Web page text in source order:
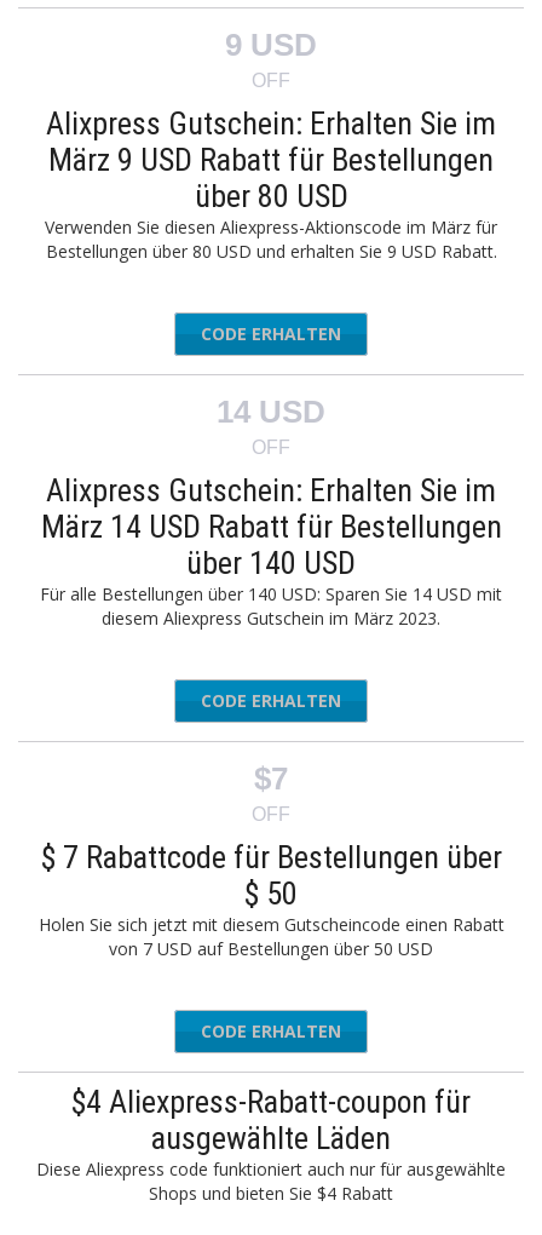
9 USD
OFF
Alixpress Gutschein: Erhalten Sie im
März 9 USD Rabatt für Bestellungen
über 80 USD
Verwenden Sie diesen Aliexpress-Aktionscode im März für
Bestellungen über 80 USD und erhalten Sie 9 USD Rabatt.
MAR9
CODE ERHALTEN
14 USD
OFF
Alixpress Gutschein: Erhalten Sie im
März 14 USD Rabatt für Bestellungen
über 140 USD
Für alle Bestellungen über 140 USD: Sparen Sie 14 USD mit
diesem Aliexpress Gutschein im März 2023.
MAR14
CODE ERHALTEN
$7
OFF
$ 7 Rabattcode für Bestellungen über
$ 50
Holen Sie sich jetzt mit diesem Gutscheincode einen Rabatt
von 7 USD auf Bestellungen über 50 USD
20BSW07
CODE ERHALTEN
$4 Aliexpress-Rabatt-coupon für
ausgewählte Läden
Diese Aliexpress code funktioniert auch nur für ausgewählte
Shops und bieten Sie $4 Rabatt